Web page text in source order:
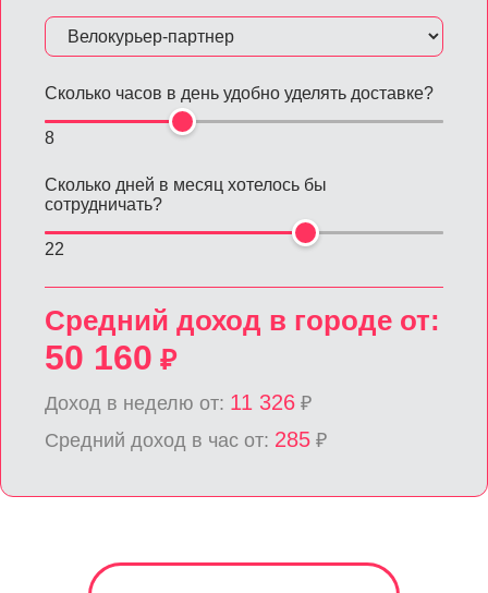
Сколько часов в день удобно уделять доставке?
8
Сколько дней в месяц хотелось бы
сотрудничать?
22
Средний доход в городе от:
50 160 ₽
Доход в неделю от: 11 326 ₽
Средний доход в час от: 285 ₽